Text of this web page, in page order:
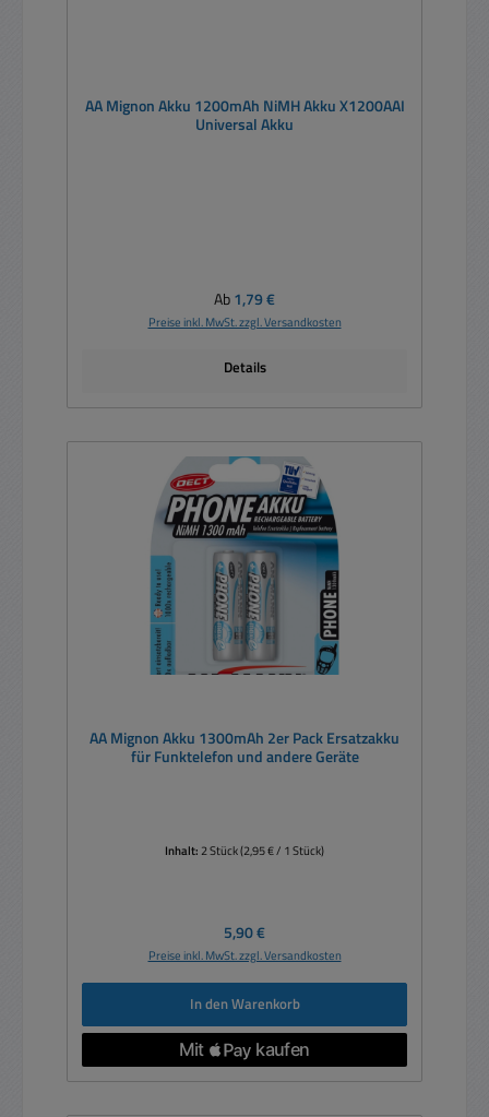
AA Mignon Akku 1200mAh NiMH Akku X1200AAI
Universal Akku
Regulärer Preis:
Ab1,79 €
Preise inkl. MwSt. zzgl. Versandkosten
Details
AA Mignon Akku 1300mAh 2er Pack Ersatzakku
für Funktelefon und andere Geräte
Inhalt:2 Stück(2,95 € / 1 Stück)
Regulärer Preis:
5,90 €
Preise inkl. MwSt. zzgl. Versandkosten
In den Warenkorb